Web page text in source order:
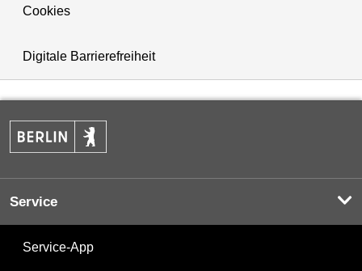
Cookies
Digitale Barrierefreiheit
Service
Service-App